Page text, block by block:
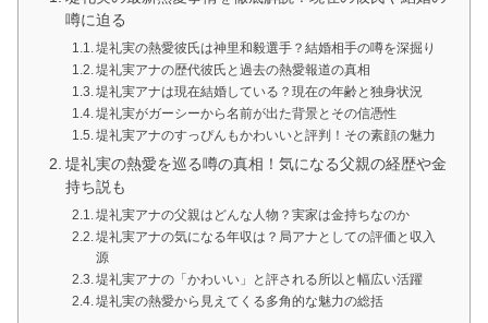
噂に迫る
堤礼実の熱愛彼氏は神里和毅選手？結婚相手の噂を深掘り
堤礼実アナの歴代彼氏と過去の熱愛報道の真相
堤礼実アナは現在結婚している？現在の年齢と独身状況
堤礼実がガーシーから名前が出た背景とその信憑性
堤礼実アナのすっぴんもかわいいと評判！その素顔の魅力
堤礼実の熱愛を巡る噂の真相！気になる父親の経歴や金
持ち説も
堤礼実アナの父親はどんな人物？実家は金持ちなのか
堤礼実アナの気になる年収は？局アナとしての評価と収入
源
堤礼実アナの「かわいい」と評される所以と幅広い活躍
堤礼実の熱愛から見えてくる多角的な魅力の総括